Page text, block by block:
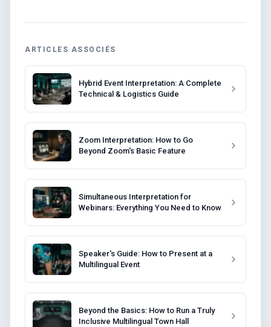
ARTICLES ASSOCIÉS
Hybrid Event Interpretation: A Complete
Technical & Logistics Guide
Zoom Interpretation: How to Go
Beyond Zoom's Basic Feature
Simultaneous Interpretation for
Webinars: Everything You Need to Know
Speaker's Guide: How to Present at a
Multilingual Event
Beyond the Basics: How to Run a Truly
Inclusive Multilingual Town Hall